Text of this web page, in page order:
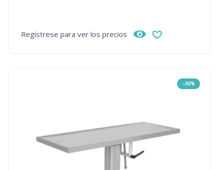
Regístrese para ver los precios
-32%